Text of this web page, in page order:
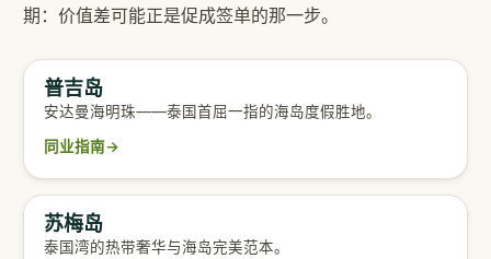
期：价值差可能正是促成签单的那一步。
完整同业指南
普吉岛
安达曼海明珠——泰国首屈一指的海岛度假胜地。
同业指南→
完整同业指南
苏梅岛
泰国湾的热带奢华与海岛完美范本。